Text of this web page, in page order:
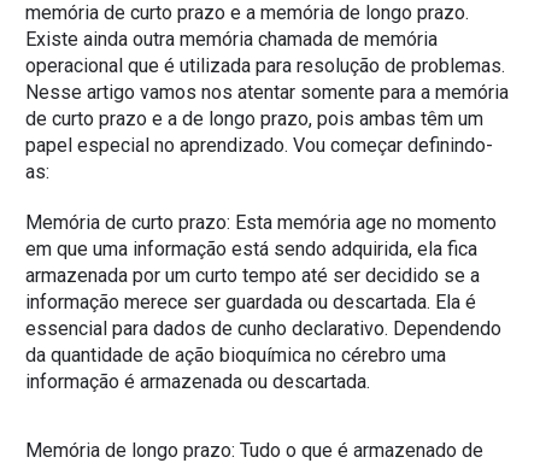
memória de curto prazo e a memória de longo prazo.
Existe ainda outra memória chamada de memória
operacional que é utilizada para resolução de problemas.
Nesse artigo vamos nos atentar somente para a memória
de curto prazo e a de longo prazo, pois ambas têm um
papel especial no aprendizado. Vou começar definindo-
as:
Memória de curto prazo: Esta memória age no momento
em que uma informação está sendo adquirida, ela fica
armazenada por um curto tempo até ser decidido se a
informação merece ser guardada ou descartada. Ela é
essencial para dados de cunho declarativo. Dependendo
da quantidade de ação bioquímica no cérebro uma
informação é armazenada ou descartada.
Memória de longo prazo: Tudo o que é armazenado de